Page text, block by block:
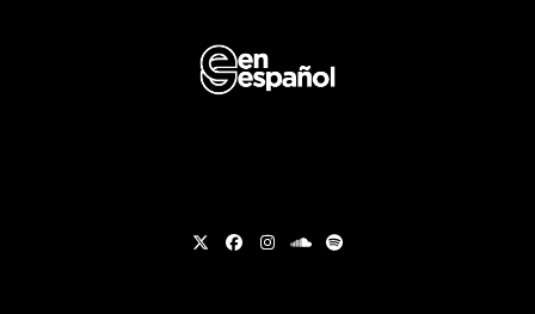
TwitterFacebook
Instagram
soundcloud
Spotify